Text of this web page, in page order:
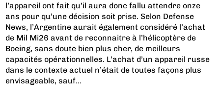
l’appareil ont fait qu’il aura donc fallu attendre onze
ans pour qu’une décision soit prise. Selon Defense
News, l’Argentine aurait également considéré l’achat
de Mil Mi26 avant de reconnaitre à l’hélicoptère de
Boeing, sans doute bien plus cher, de meilleurs
capacités opérationnelles. L’achat d’un appareil russe
dans le contexte actuel n’était de toutes façons plus
envisageable, sauf...